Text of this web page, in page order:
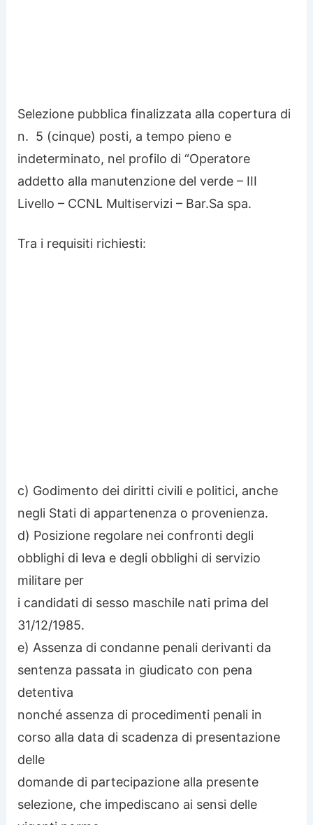
Selezione pubblica finalizzata alla copertura di
n. 5 (cinque) posti, a tempo pieno e
indeterminato, nel profilo di “Operatore
addetto alla manutenzione del verde – III
Livello – CCNL Multiservizi – Bar.Sa spa.
Tra i requisiti richiesti:
c) Godimento dei diritti civili e politici, anche
negli Stati di appartenenza o provenienza.
d) Posizione regolare nei confronti degli
obblighi di leva e degli obblighi di servizio
militare per
i candidati di sesso maschile nati prima del
31/12/1985.
e) Assenza di condanne penali derivanti da
sentenza passata in giudicato con pena
detentiva
nonché assenza di procedimenti penali in
corso alla data di scadenza di presentazione
delle
domande di partecipazione alla presente
selezione, che impediscano ai sensi delle